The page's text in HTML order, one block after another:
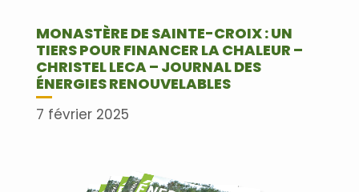
MONASTÈRE DE SAINTE-CROIX : UN
TIERS POUR FINANCER LA CHALEUR –
CHRISTEL LECA – JOURNAL DES
ÉNERGIES RENOUVELABLES
7 février 2025